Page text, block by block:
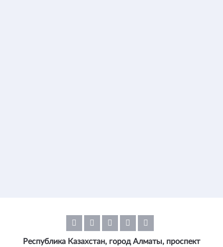
Республика Казахстан, город Алматы, проспект